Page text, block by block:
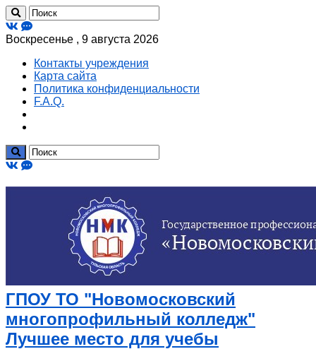
Воскресенье , 9 августа 2026
Контакты учреждения
Карта сайта
Политика конфиденциальности
F.A.Q.
ГПОУ ТО "Новомосковский
многопрофильный колледж"
Лучшее место для учебы